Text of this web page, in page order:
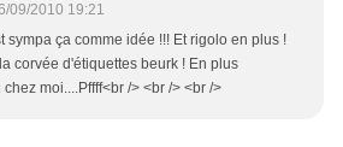
09/2010 19:21
sympa ça comme idée !!! Et rigolo en plus !
corvée d'étiquettes beurk ! En plus
moi....Pffff<br /> <br /> <br />